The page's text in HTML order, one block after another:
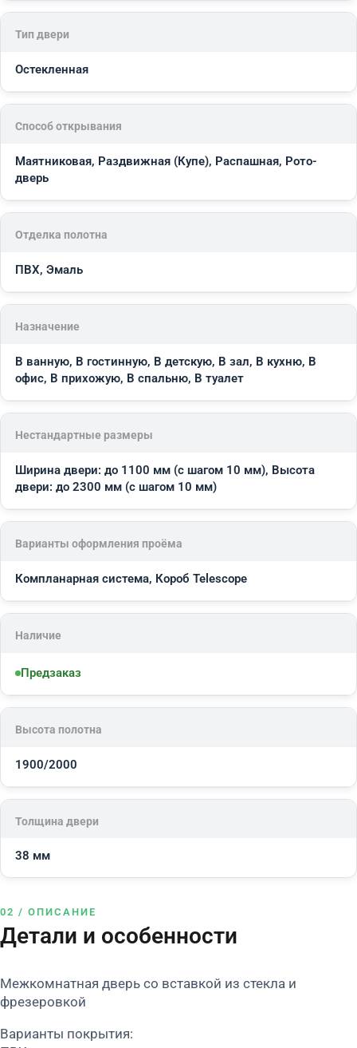
Тип двери
Остекленная
Способ открывания
Маятниковая, Раздвижная (Купе), Распашная, Рото-
дверь
Отделка полотна
ПВХ, Эмаль
Назначение
В ванную, В гостинную, В детскую, В зал, В кухню, В
офис, В прихожую, В спальню, В туалет
Нестандартные размеры
Ширина двери: до 1100 мм (с шагом 10 мм), Высота
двери: до 2300 мм (с шагом 10 мм)
Варианты оформления проёма
Компланарная система, Короб Telescope
Наличие
Предзаказ
Высота полотна
1900/2000
Толщина двери
38 мм
02 / ОПИСАНИЕ
Детали и особенности
Межкомнатная дверь со вставкой из стекла и
фрезеровкой
Варианты покрытия: